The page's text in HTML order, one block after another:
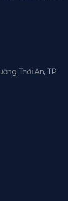
Thới An, TP